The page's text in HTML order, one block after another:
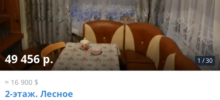
1 /30
49 456 р.
≈ 16 900 $
2-этаж. Лесное